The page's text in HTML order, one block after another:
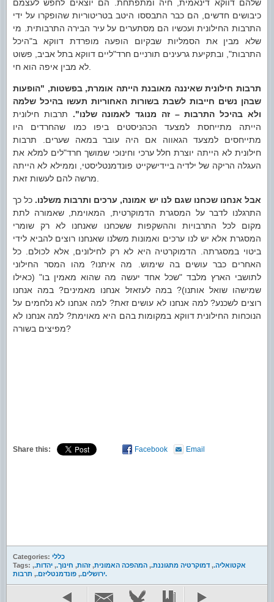
שלהם דווקא דינאמית, חיה ומתפתחת. הם יוצאים לחפש לעצמם
כיבושים חדשים, הם כבר התבססו היטב בטריטוריות שהופקרו על ידי
התרבות החילונית ועכשיו הם מסתערים על עיר הבירה התרבותית. מי
שלא מבין את הסמליות שבקיום הופעה מופרדת דווקא ב"היכל
התרבות", ובתקיעת גרעינים תורניים חרד"ליים דווקא בתל אביב, פשוט
תרבות חילונית שאיננה מאובנת הייתה אומרת, בפשטות, "הופעות
שבהן נשים חייבות לשבת בשורות האחוריות תעשו בהיכל שלמה
ולא בהיכל התרבות – זה מנוגד לאמונה שלנו". תרבות חילונית
הייתה מתייחסת למצעד הכהניסטים ביפו כמו שהחרדים היו
מתייחסים למצעד הגאווה אם היה עובר במאה שערים. תרבות
חילונית לא הייתה יוצרת חלל ערכי וחינוכי שמושך חרד"לים למלא את
העגלה הריקה של ילדיה ביידישקייט פונדמנטליסטי, וממילא לא הייתה
אבל אנחנו שכחנו שגם לנו יש אמונה, ערכים ותרבות משלנו. כל כך
התרגלנו לדבר על המסגרת הדמוקרטית, המאוימת, שאמורה לתת
מקום לכל התרבויות וההשקפות ששכחנו שאנחנו לא רק שומרי
המסגרת אלא יש לנו ערכים ואמונות משלנו שאנחנו רוצים להביא לידי
ביטוי במסגרתה. הדמוקרטיה היא לא רק לחילונים, אלא לכולם. כל
האחרים כבר עושים בה שימוש. מה איתנו? מהו המסר החילוני
לתושבי הארץ מלבד "שכל אחד יעשה מה שהוא מאמין בו" (כאילו
שמישהו שואל אותנו)? במה לעזאזל אנחנו מאמינים? במה אנחנו
רוצים לשכנע? למה אנחנו לא עושים זאת? למה אנחנו לא נלחמים על
הנוכחות החילונית דווקא במקומות בהם היא מאוימת? למה אנחנו לא
מפיצים בשורה?
Share this: Facebook Email
Categories: כללי
Tags:
אקטואליה.,דמוקרטיה מתגוננת., המהפכה האמונית, זהות, חינוך., יהדות.,
ירושלים., פונדמנטליזם., תרבות.